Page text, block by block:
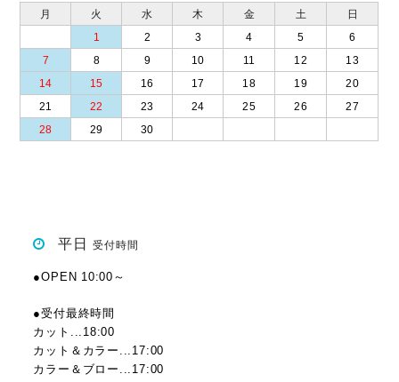
月 火 水 木 金 土
日
1
2 3 4 5
6
7
8 9 10 11 12
13
14
15 16 17 18 19
20
21
22 23 24 25 26
27
28
29 30
平日受付時間
●OPEN 10:00～
●受付最終時間
カット...18:00
カット＆カラー...17:00
カラー＆ブロー...17:00